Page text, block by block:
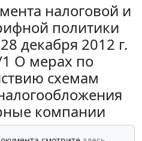
налоговой и
политики
декабря 2012 г.
О мерах по
схемам
компании